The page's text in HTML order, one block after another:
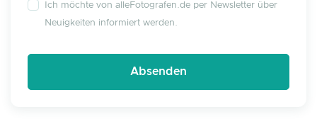
Ich möchte von alleFotografen.de per Newsletter über
Neuigkeiten informiert werden.